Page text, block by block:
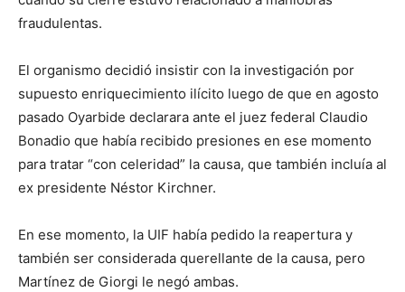
fraudulentas.
El organismo decidió insistir con la investigación por
supuesto enriquecimiento ilícito luego de que en agosto
pasado Oyarbide declarara ante el juez federal Claudio
Bonadio que había recibido presiones en ese momento
para tratar “con celeridad” la causa, que también incluía al
ex presidente Néstor Kirchner.
En ese momento, la UIF había pedido la reapertura y
también ser considerada querellante de la causa, pero
Martínez de Giorgi le negó ambas.